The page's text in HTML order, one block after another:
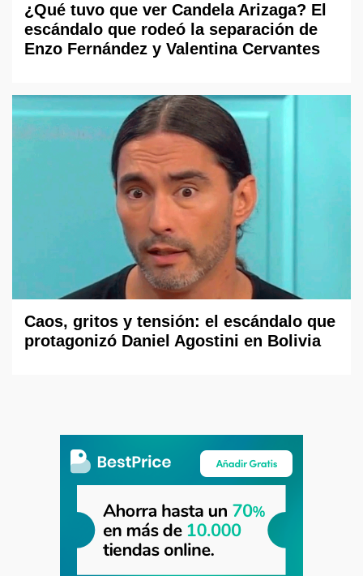
¿Qué tuvo que ver Candela Arizaga? El
escándalo que rodeó la separación de
Enzo Fernández y Valentina Cervantes
Caos, gritos y tensión: el escándalo que
protagonizó Daniel Agostini en Bolivia